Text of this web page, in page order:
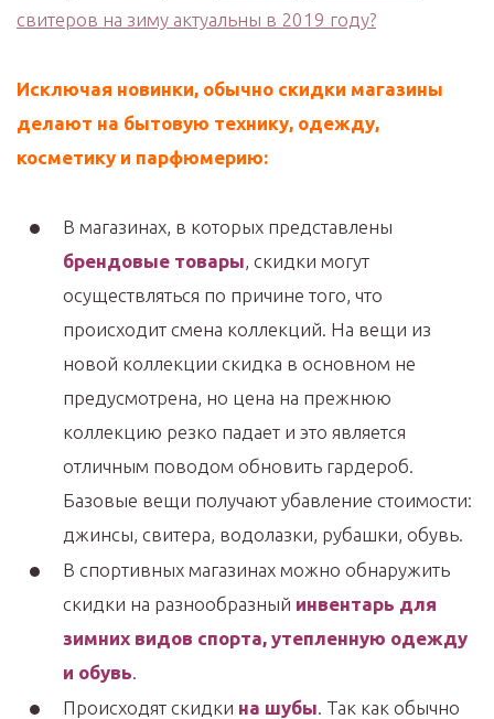
свитеров на зиму актуальны в 2019 году?
Исключая новинки, обычно скидки магазины
делают на бытовую технику, одежду,
косметику и парфюмерию:
В магазинах, в которых представлены
брендовые товары, скидки могут
осуществляться по причине того, что
происходит смена коллекций. На вещи из
новой коллекции скидка в основном не
предусмотрена, но цена на прежнюю
коллекцию резко падает и это является
отличным поводом обновить гардероб.
Базовые вещи получают убавление стоимости:
джинсы, свитера, водолазки, рубашки, обувь.
В спортивных магазинах можно обнаружить
скидки на разнообразный инвентарь для
зимних видов спорта, утепленную одежду
и обувь.
Происходят скидки на шубы. Так как обычно